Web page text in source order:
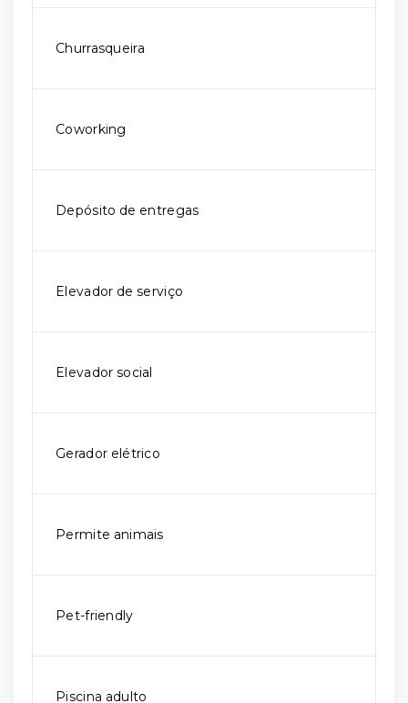
Churrasqueira
Coworking
Depósito de entregas
Elevador de serviço
Elevador social
Gerador elétrico
Permite animais
Pet-friendly
Piscina adulto